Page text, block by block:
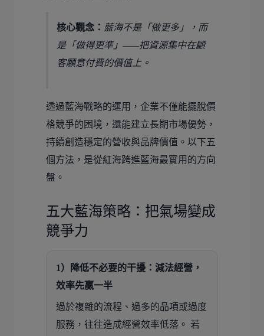
核心觀念： 藍海不是「做更多」，而
是「做得更準」——把資源集中在顧
客願意付費的價值上。
透過藍海戰略的運用，企業不僅能擺脫價
格競爭的困境，還能建立長期市場優勢，
持續創造穩定的營收與品牌價值。以下五
個方法，是從紅海跨進藍海最實用的方向
盤。
五大藍海策略：把氣場變成
競爭力
1）降低不必要的干擾：減法經營，
效率先贏一半
過於複雜的流程、過多的品項或過度
服務，往往造成經營效率低落。 若